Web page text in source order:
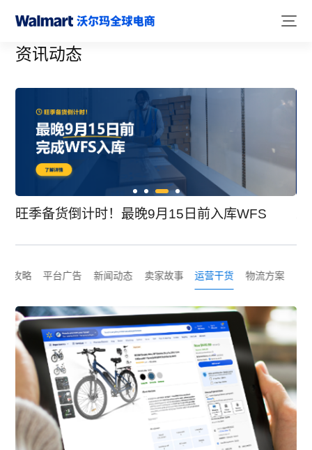
资讯动态
旺季备货倒计时！最晚9月15日前入库WFS
品攻略 平台广告 新闻动态 卖家故事 运营干货 物流方案